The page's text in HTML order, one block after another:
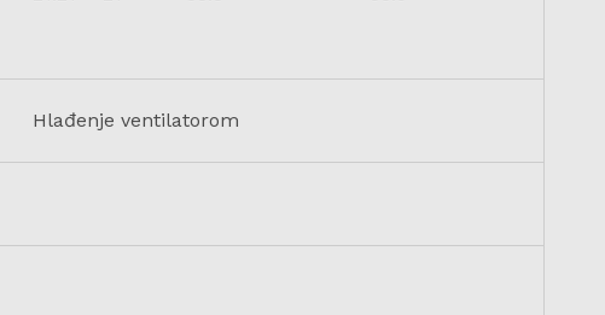
Hlađenje ventilatorom